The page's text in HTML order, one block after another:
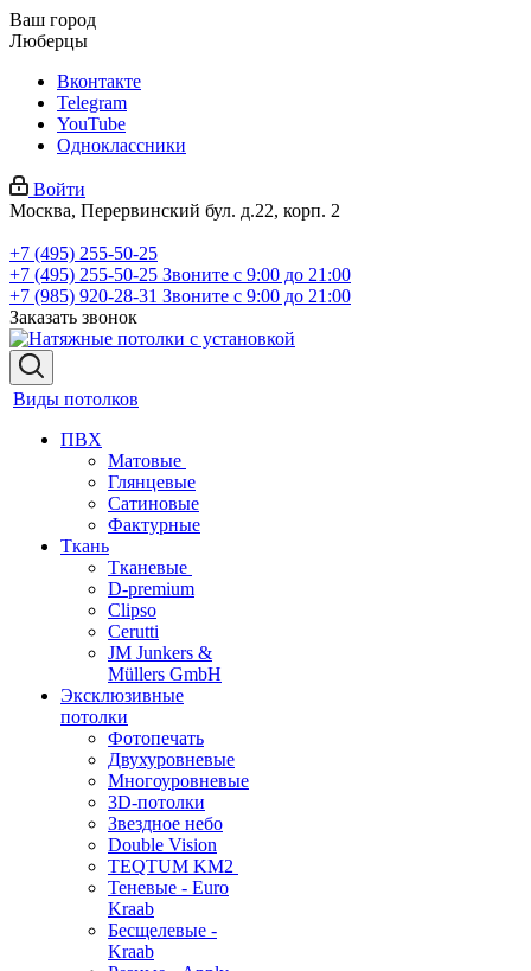
Ваш город
Люберцы
Вконтакте
Telegram
YouTube
Одноклассники
Войти
Москва, Перервинский бул. д.22, корп. 2
+7 (495) 255-50-25
+7 (495) 255-50-25 Звоните с 9:00 до 21:00
+7 (985) 920-28-31 Звоните с 9:00 до 21:00
Заказать звонок
Виды потолков
ПВХ
Матовые
Глянцевые
Сатиновые
Фактурные
Ткань
Тканевые
D-premium
Clipso
Cerutti
JM Junkers &
Müllers GmbH
Эксклюзивные
потолки
Фотопечать
Двухуровневые
Многоуровневые
3D-потолки
Звездное небо
Double Vision
TEQTUM KM2
Теневые - Euro
Kraab
Бесщелевые -
Kraab